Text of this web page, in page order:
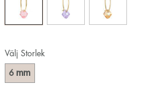
Välj Storlek
6 mm